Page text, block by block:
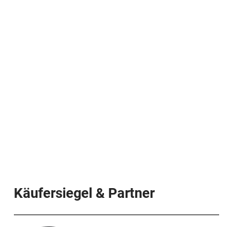
Käufersiegel & Partner